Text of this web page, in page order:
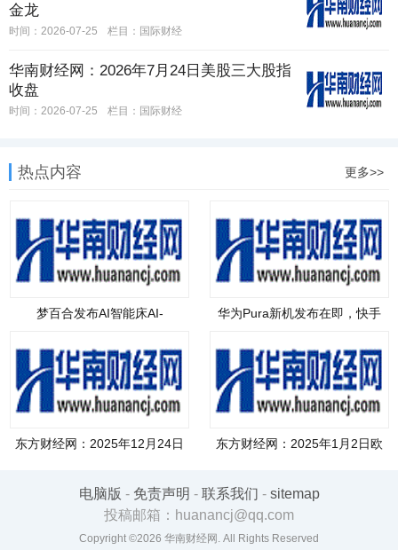
金龙
时间：2026-07-25 栏目： 国际财经
华南财经网：2026年7月24日美股三大股指
收盘
时间：2026-07-25 栏目： 国际财经
热点内容 更多>>
梦百合发布AI智能床AI-
华为Pura新机发布在即，快手
东方财经网：2025年12月24日
东方财经网：2025年1月2日欧
电脑版 - 免责声明 - 联系我们 - sitemap
投稿邮箱：huanancj@qq.com
Copyright ©2026 华南财经网 . All Rights Reserved